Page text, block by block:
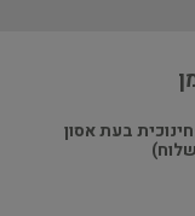
בעת אסון